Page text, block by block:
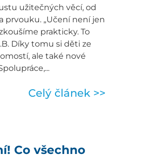
užitečných věcí, od
prvouku. „Učení není jen
prakticky. To
Díky tomu si děti ze
ale také nové
Celý článek >>
Co všechno